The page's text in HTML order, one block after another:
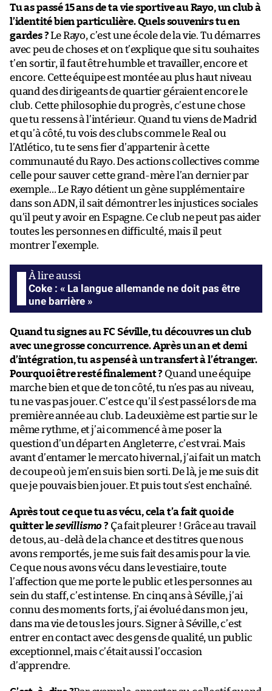
Tu as passé 15 ans de ta vie sportive au Rayo, un club à
l’identité bien particulière. Quels souvenirs tu en
gardes ?Le Rayo, c’est une école de la vie. Tu démarres
avec peu de choses et on t’explique que si tu souhaites
t’en sortir, il faut être humble et travailler, encore et
encore. Cette équipe est montée au plus haut niveau
quand des dirigeants de quartier géraient encore le
club. Cette philosophie du progrès, c’est une chose
que tu ressens à l’intérieur. Quand tu viens de Madrid
et qu’à côté, tu vois des clubs comme le Real ou
l’Atlético, tu te sens fier d’appartenir à cette
communauté du Rayo. Des actions collectives comme
celle pour sauver cette grand-mère l’an dernier par
exemple… Le Rayo détient un gène supplémentaire
dans son ADN, il sait démontrer les injustices sociales
qu’il peut y avoir en Espagne. Ce club ne peut pas aider
toutes les personnes en difficulté, mais il peut
montrer l’exemple.
Coke : « La langue allemande ne doit pas être
une barrière »
Quand tu signes au FC Séville, tu découvres un club
avec une grosse concurrence. Après un an et demi
d’intégration, tu as pensé à un transfert à l’étranger.
Pourquoi être resté finalement ? Quand une équipe
marche bien et que de ton côté, tu n’es pas au niveau,
tu ne vas pas jouer. C’est ce qu’il s’est passé lors de ma
première année au club. La deuxième est partie sur le
même rythme, et j’ai commencé à me poser la
question d’un départ en Angleterre, c’est vrai. Mais
avant d’entamer le mercato hivernal, j’ai fait un match
de coupe où je m’en suis bien sorti. De là, je me suis dit
que je pouvais bien jouer. Et puis tout s’est enchaîné.
Après tout ce que tu as vécu, cela t’a fait quoi de
quitter lesevillismo ? Ça fait pleurer ! Grâce au travail
de tous, au-delà de la chance et des titres que nous
avons remportés, je me suis fait des amis pour la vie.
Ce que nous avons vécu dans le vestiaire, toute
l’affection que me porte le public et les personnes au
sein du staff, c’est intense. En cinq ans à Séville, j’ai
connu des moments forts, j’ai évolué dans mon jeu,
dans ma vie de tous les jours. Signer à Séville, c’est
entrer en contact avec des gens de qualité, un public
exceptionnel, mais c’était aussi l’occasion
d’apprendre.